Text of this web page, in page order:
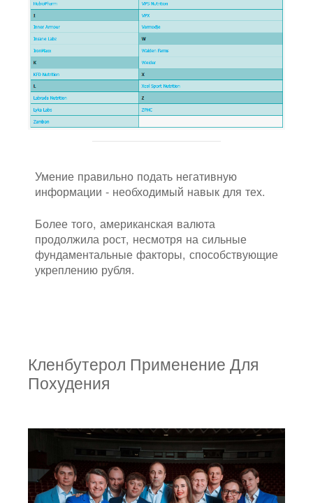
Умение правильно подать негативную
информации - необходимый навык для тех.
Более того, американская валюта
продолжила рост, несмотря на сильные
фундаментальные факторы, способствующие
укреплению рубля.
Кленбутерол Применение Для
Похудения